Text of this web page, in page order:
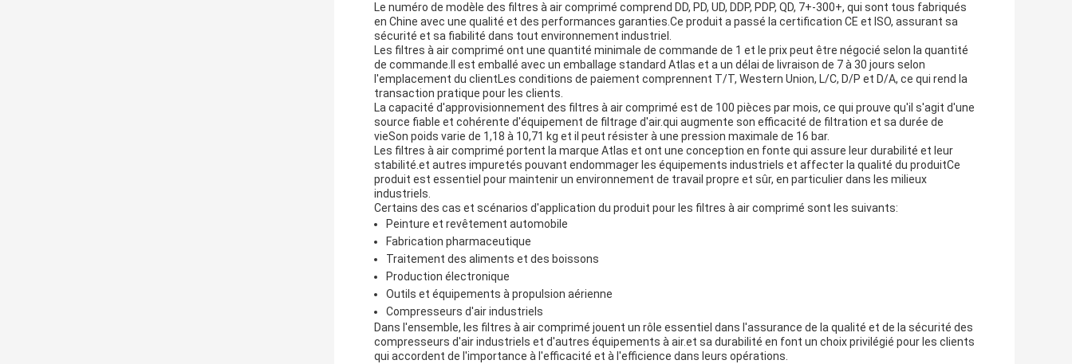
Le numéro de modèle des filtres à air comprimé comprend DD, PD, UD, DDP, PDP, QD, 7+-300+, qui sont tous fabriqués
en Chine avec une qualité et des performances garanties.Ce produit a passé la certification CE et ISO, assurant sa
sécurité et sa fiabilité dans tout environnement industriel.
Les filtres à air comprimé ont une quantité minimale de commande de 1 et le prix peut être négocié selon la quantité
de commande.Il est emballé avec un emballage standard Atlas et a un délai de livraison de 7 à 30 jours selon
l'emplacement du clientLes conditions de paiement comprennent T/T, Western Union, L/C, D/P et D/A, ce qui rend la
transaction pratique pour les clients.
La capacité d'approvisionnement des filtres à air comprimé est de 100 pièces par mois, ce qui prouve qu'il s'agit d'une
source fiable et cohérente d'équipement de filtrage d'air.qui augmente son efficacité de filtration et sa durée de
vieSon poids varie de 1,18 à 10,71 kg et il peut résister à une pression maximale de 16 bar.
Les filtres à air comprimé portent la marque Atlas et ont une conception en fonte qui assure leur durabilité et leur
stabilité.et autres impuretés pouvant endommager les équipements industriels et affecter la qualité du produitCe
produit est essentiel pour maintenir un environnement de travail propre et sûr, en particulier dans les milieux
industriels.
Certains des cas et scénarios d'application du produit pour les filtres à air comprimé sont les suivants:
Peinture et revêtement automobile
Fabrication pharmaceutique
Traitement des aliments et des boissons
Production électronique
Outils et équipements à propulsion aérienne
Compresseurs d'air industriels
Dans l'ensemble, les filtres à air comprimé jouent un rôle essentiel dans l'assurance de la qualité et de la sécurité des
compresseurs d'air industriels et d'autres équipements à air.et sa durabilité en font un choix privilégié pour les clients
qui accordent de l'importance à l'efficacité et à l'efficience dans leurs opérations.